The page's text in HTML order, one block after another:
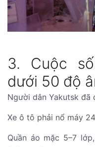
3. Cuộc
dưới 50 độ
Người dân Yakutsk đã
Xe ô tô phải nổ máy
Quần áo mặc 5–7